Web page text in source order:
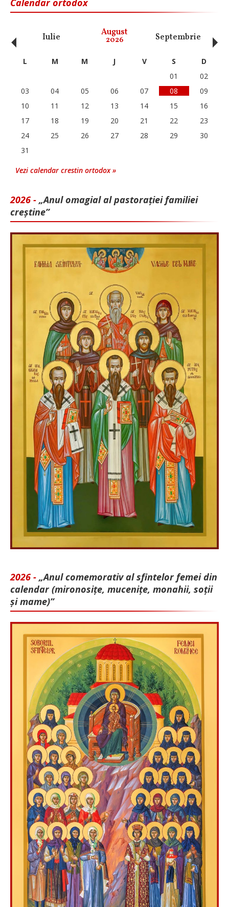
Iulie August
2026 Septembrie
‹ L M M J V S
D
01
02
03
04 05 06 07 08
09
10
11 12 13 14 15
16
17
18 19 20 21 22
23
24
25 26 27 28 29
30
31
Vezi calendar crestin ortodox »
2026 - „Anul omagial al pastorației familiei
creștine”
2026 - „Anul comemorativ al sfintelor femei din
calendar (mironosițe, mu­cenițe, monahii, soții
și mame)”